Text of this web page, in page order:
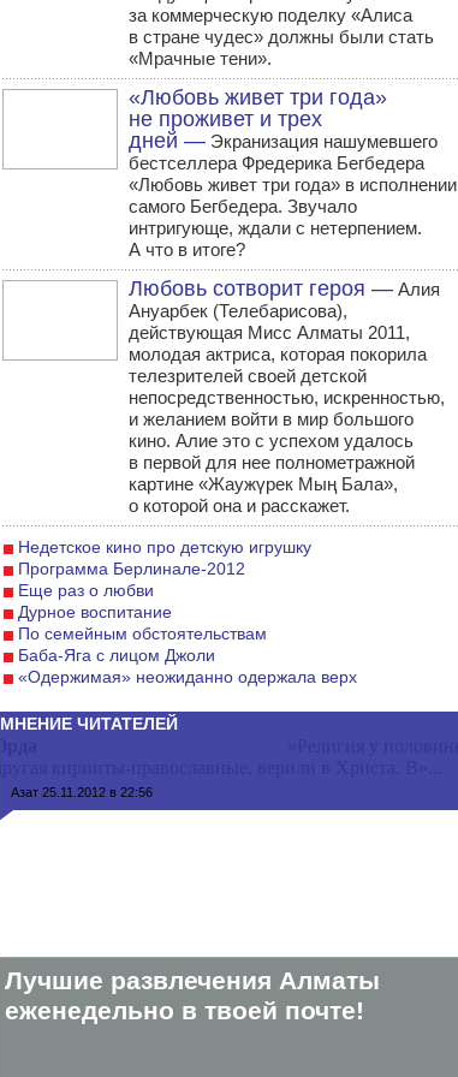
за коммерческую поделку «Алиса
в стране чудес» должны были стать
«Мрачные тени».
«Любовь живет три года»
не проживет и трех
дней —Экранизация нашумевшего
бестселлера Фредерика Бегбедера
«Любовь живет три года» в исполнении
самого Бегбедера. Звучало
интригующе, ждали с нетерпением.
А что в итоге?
Любовь сотворит героя —Алия
Ануарбек (Телебарисова),
действующая Мисс Алматы 2011,
молодая актриса, которая покорила
телезрителей своей детской
непосредственностью, искренностью,
и желанием войти в мир большого
кино. Алие это с успехом удалось
в первой для нее полнометражной
картине «Жаужүрек Мың Бала»,
о которой она и расскажет.
Недетское кино про детскую игрушку
Программа Берлинале-2012
Еще раз о любви
Дурное воспитание
По семейным обстоятельствам
Баба-Яга с лицом Джоли
«Одержимая» неожиданно одержала верх
МНЕНИЕ ЧИТАТЕЛЕЙ
Азат25.11.2012 в 22:56
Лучшие развлечения Алматы
eженедельно в твоей почте!